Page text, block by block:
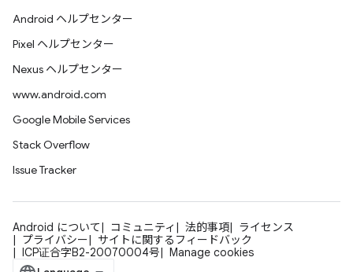
Android ヘルプセンター
Pixel ヘルプセンター
Nexus ヘルプセンター
www.android.com
Google Mobile Services
Stack Overflow
Issue Tracker
Android について コミュニティ 法的事項
ライセンス
プライバシー
サイトに関するフィードバック
ICP证合字B2-20070004号
Manage cookies